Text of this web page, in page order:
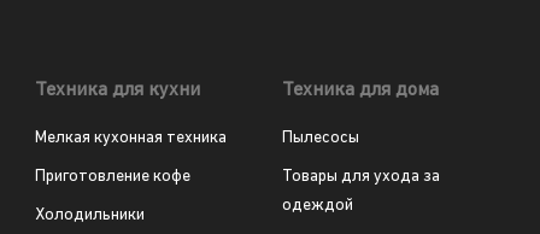
Техника для кухни
Мелкая кухонная техника
Приготовление кофе
Холодильники
Техника для дома
Пылесосы
Товары для ухода за
одеждой